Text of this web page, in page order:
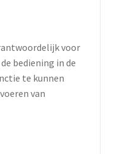
voor
bediening in de
te kunnen
van